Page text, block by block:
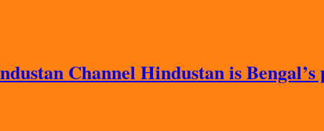
Channel Hindustan is